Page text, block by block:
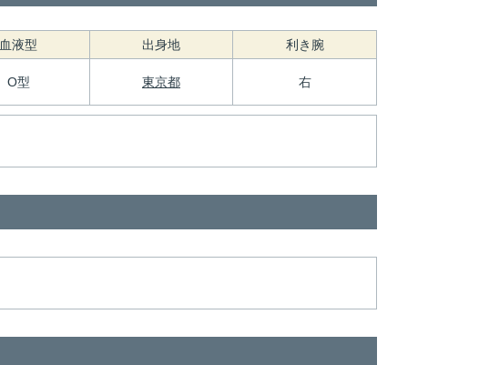
血液型 出身地 利き腕
O型 東京都 右